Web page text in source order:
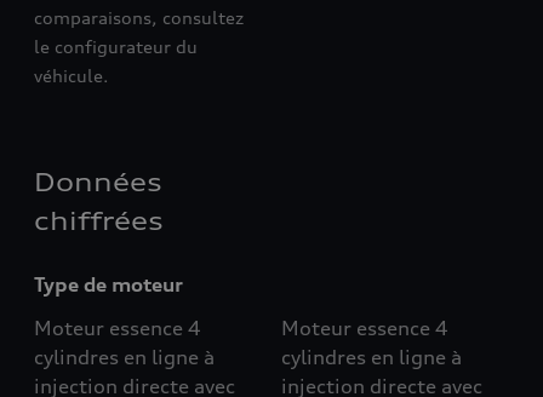
comparaisons, consultez
le configurateur du
véhicule.
Données
chiffrées
Type de moteur
Moteur essence 4
cylindres en ligne à
injection directe avec
Moteur essence 4
cylindres en ligne à
injection directe avec